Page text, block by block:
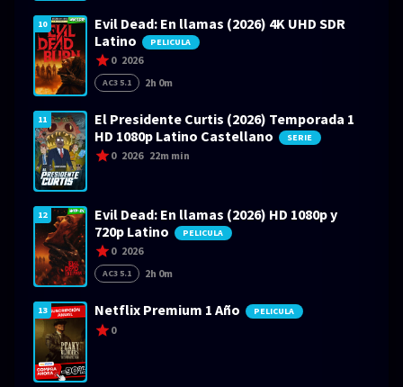
10
Evil Dead: En llamas (2026) 4K UHD SDR
Latino
PELICULA
0 2026
AC3 5.1 2h 0m
11
El Presidente Curtis (2026) Temporada 1
HD 1080p Latino Castellano
SERIE
0 2026 22m min
12
Evil Dead: En llamas (2026) HD 1080p y
720p Latino
PELICULA
0 2026
AC3 5.1 2h 0m
13 Netflix Premium 1 Año PELICULA
0